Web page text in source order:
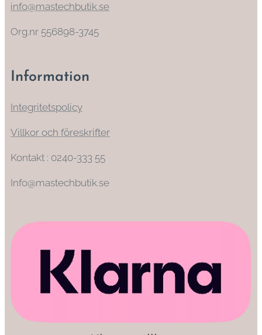
info@mastechbutik.se
Org.nr 556898-3745
Information
Integritetspolicy
Villkor och föreskrifter
Kontakt : 0240-333 55
Info@mastechbutik.se